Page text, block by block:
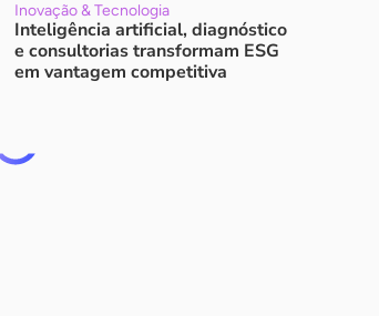
Inovação & Tecnologia
Inteligência artificial, diagnóstico
e consultorias transformam ESG
em vantagem competitiva